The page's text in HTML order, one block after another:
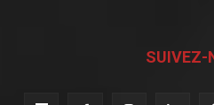
SUIVEZ-